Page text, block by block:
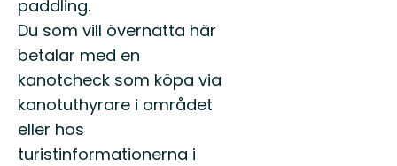
paddling.
Du som vill övernatta här
betalar med en
kanotcheck som köpa via
kanotuthyrare i området
eller hos
turistinformationerna i